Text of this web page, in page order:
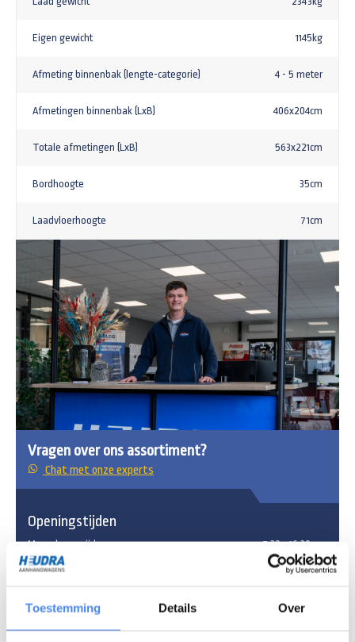
Toestemming Details Over
Eigen gewicht 1145kg
Afmeting binnenbak (lengte-categorie) 4 - 5 meter
Afmetingen binnenbak (LxB) 406x204cm
Totale afmetingen (LxB) 563x221cm
Bordhoogte 35cm
Laadvloerhoogte 71cm
Vragen over ons assortiment?
Chat met onze experts
Openingstijden
Maandag - vrijdag
7:30 - 16:30 uur
Zaterdag
8:30 - 12:00 uur